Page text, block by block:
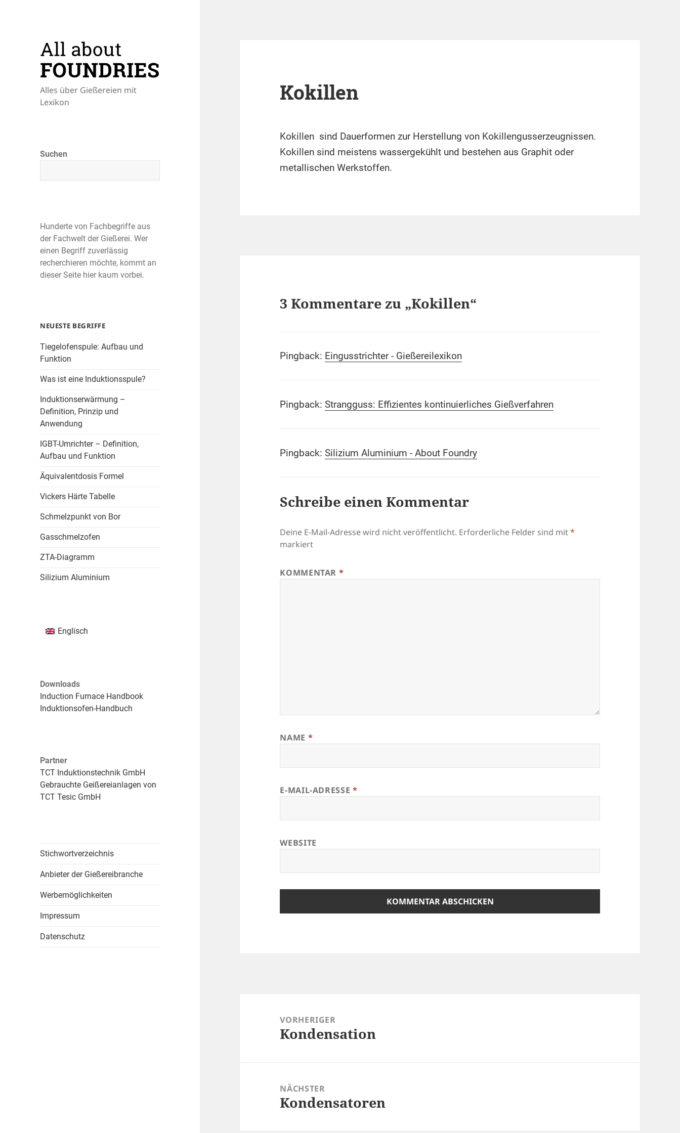
Alles über Gießereien mit
Lexikon
Suchen
Hunderte von Fachbegriffe aus
der Fachwelt der Gießerei. Wer
einen Begriff zuverlässig
recherchieren möchte, kommt an
dieser Seite hier kaum vorbei.
NEUESTE BEGRIFFE
Tiegelofenspule: Aufbau und
Funktion
Was ist eine Induktionsspule?
Induktionserwärmung –
Definition, Prinzip und
Anwendung
IGBT-Umrichter – Definition,
Aufbau und Funktion
Äquivalentdosis Formel
Vickers Härte Tabelle
Schmelzpunkt von Bor
Gasschmelzofen
ZTA-Diagramm
Silizium Aluminium
Englisch
Downloads
Induction Furnace Handbook
Induktionsofen-Handbuch
Partner
TCT Induktionstechnik GmbH
Gebrauchte Geißereianlagen von
TCT Tesic GmbH
Stichwortverzeichnis
Anbieter der Gießereibranche
Werbemöglichkeiten
Impressum
Datenschutz
Kokillen
Kokillen sind Dauerformen zur Herstellung von Kokillengusserzeugnissen.
Kokillen sind meistens wassergekühlt und bestehen aus Graphit oder
metallischen Werkstoffen.
3 Kommentare zu „Kokillen“
Pingback: Eingusstrichter - Gießereilexikon
Pingback:Strangguss: Effizientes kontinuierliches Gießverfahren
Pingback:Silizium Aluminium - About Foundry
Schreibe einen Kommentar
Deine E-Mail-Adresse wird nicht veröffentlicht. Erforderliche Felder sind mit*
markiert
KOMMENTAR *
NAME *
E-MAIL-ADRESSE *
WEBSITE
VORHERIGER
Vorheriger
Kondensation
NÄCHSTER
Nächster
Kondensatoren